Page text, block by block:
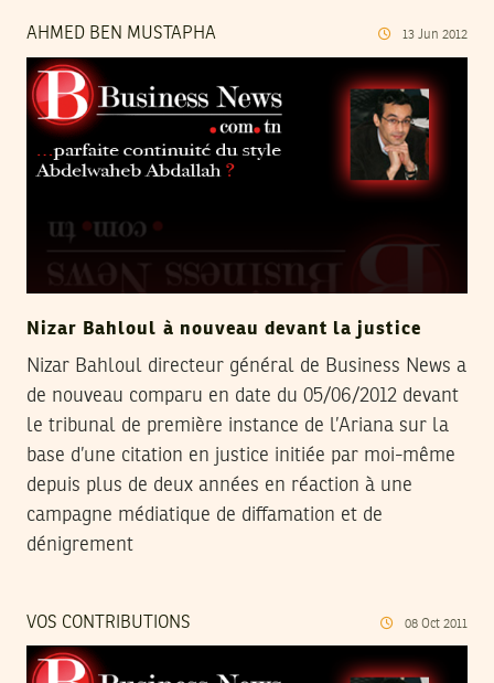
AHMED BEN MUSTAPHA 13 Jun 2012
Nizar Bahloul à nouveau devant la justice
Nizar Bahloul directeur général de Business News a
de nouveau comparu en date du 05/06/2012 devant
le tribunal de première instance de l’Ariana sur la
base d’une citation en justice initiée par moi-même
depuis plus de deux années en réaction à une
campagne médiatique de diffamation et de
dénigrement
VOS CONTRIBUTIONS 08 Oct 2011